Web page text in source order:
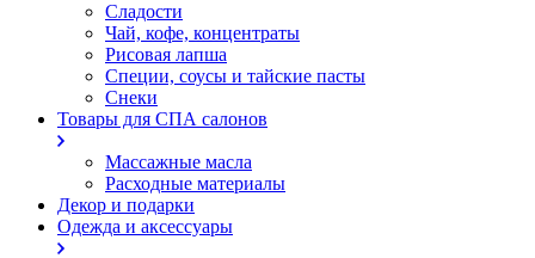
Сладости
Чай, кофе, концентраты
Рисовая лапша
Специи, соусы и тайские пасты
Снеки
Товары для СПА салонов
Массажные масла
Расходные материалы
Декор и подарки
Одежда и аксессуары